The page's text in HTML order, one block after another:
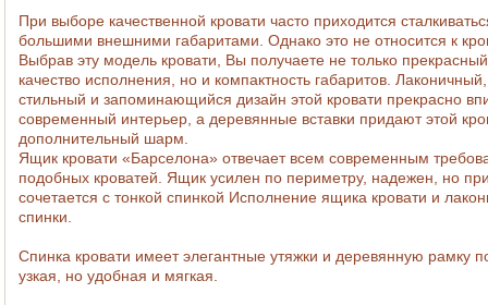
При выборе качественной кровати часто приходится
большими внешними габаритами. Однако это не относится к
Выбрав эту модель кровати, Вы получаете не только
качество исполнения, но и компактность габаритов.
стильный и запоминающийся дизайн этой кровати прекрасно
современный интерьер, а деревянные вставки придают этой
дополнительный шарм.
Ящик кровати «Барселона» отвечает всем современным
подобных кроватей. Ящик усилен по периметру, надежен, но
сочетается с тонкой спинкой Исполнение ящика кровати и
спинки.
Спинка кровати имеет элегантные утяжки и деревянную рамку
узкая, но удобная и мягкая.